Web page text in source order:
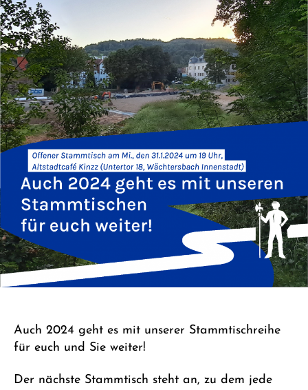
Auch 2024 geht es mit unserer Stammtischreihe
für euch und Sie weiter!
Der nächste Stammtisch steht an, zu dem jede